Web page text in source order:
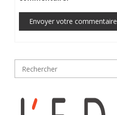
Envoyer votre commentaire